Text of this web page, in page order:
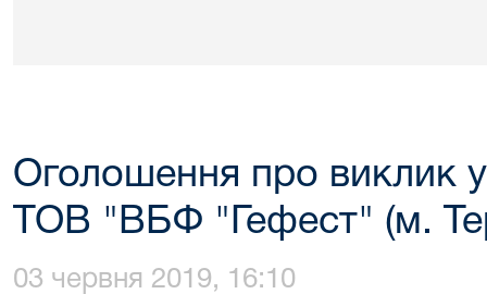
Оголошення про виклик у
ТОВ "ВБФ "Гефест" (м.
03 червня 2019, 16:10